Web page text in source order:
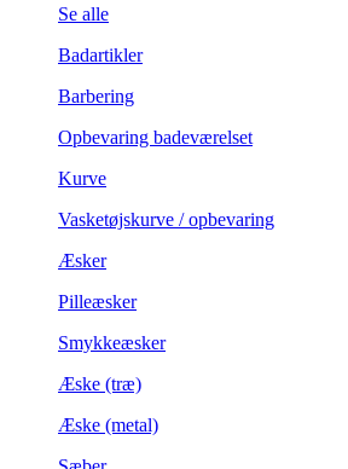
Se alle
Badartikler
Barbering
Opbevaring badeværelset
Kurve
Vasketøjskurve / opbevaring
Æsker
Pilleæsker
Smykkeæsker
Æske (træ)
Æske (metal)